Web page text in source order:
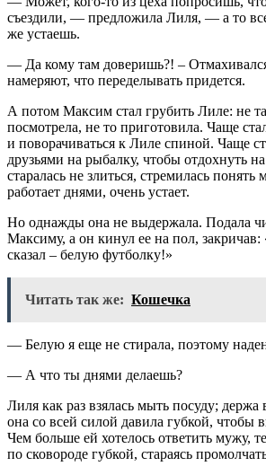
съездили, — предложила Лиля, — а то
же устаешь.
— Да кому там доверишь?! –
намеряют, что переделывать придется.
А потом Максим стал грубить Лиле: не
посмотрела, не то приготовила. Чаще
и поворачиваться к Лиле спиной. Чаще
друзьями на рыбалку, чтобы отдохнуть
старалась не злиться, стремилась понять
работает днями, очень устает.
Но однажды она не выдержала. Подала
Максиму, а он кинул ее на пол,
сказал – белую футболку!»
Читать так же: Кошечка
— Белую я еще не стирала, поэтому
— А что ты днями делаешь?
Лиля как раз взялась мыть посуду; держа
она со всей силой давила губкой, чтобы
Чем больше ей хотелось ответить мужу,
по сковороде губкой, стараясь